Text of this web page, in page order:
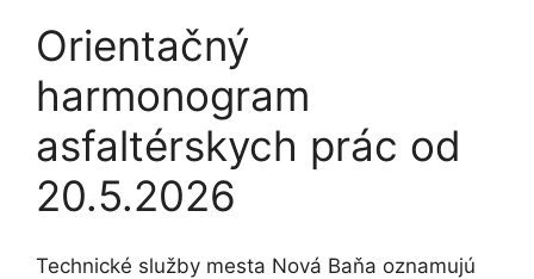
Orientačný
harmonogram
asfaltérskych prác od
20.5.2026
Technické služby mesta Nová Baňa oznamujú